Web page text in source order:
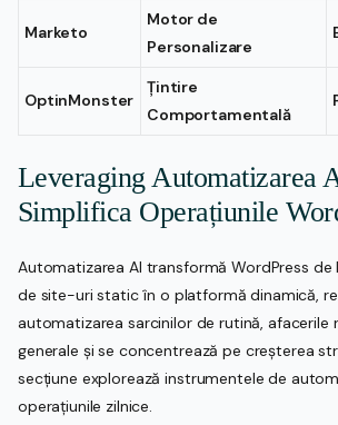
Marketo
Motor de
Personalizare
OptinMonster
Țintire
Comportamentală
Leveraging Automatizarea
Simplifica Operațiunile
Automatizarea AI transformă WordPress
de site-uri static în o platformă dinamică,
automatizarea sarcinilor de rutină, afacerile
generale și se concentrează pe creșterea
secțiune explorează instrumentele de
operațiunile zilnice.